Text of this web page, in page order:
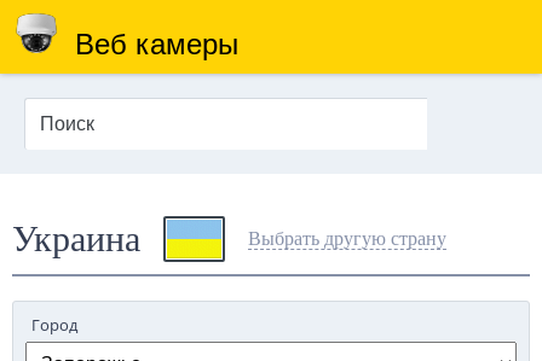
Веб камеры
Украина Выбрать другую страну
Город